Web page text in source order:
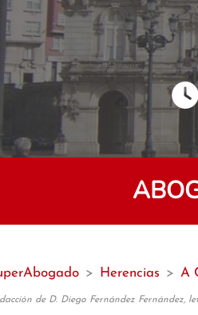
> Herencias > A
de D. Diego Fernández Fernández,